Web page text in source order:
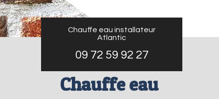
Chauffe eau installateur
Atlantic
09 72 59 92 27
Chauffe eau